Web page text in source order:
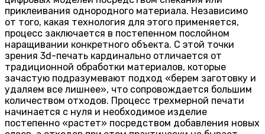
приклеивания однородного материала. Независимо
от того, какая технология для этого применяется,
процесс заключается в постепенном послойном
наращивании конкретного объекта. С этой точки
зрения 3d-печать кардинально отличается от
традиционной обработки материалов, которые
зачастую подразумевают подход «берем заготовку и
удаляем все лишнее», что сопровождается большим
количеством отходов. Процесс трехмерной печати
начинается с нуля и необходимое изделие
постепенно «растет» посредством добавления новых